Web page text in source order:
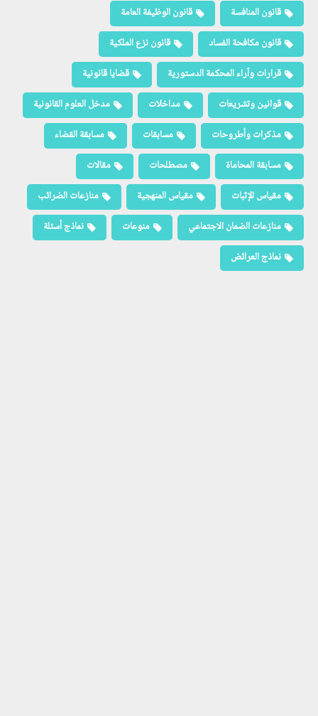
قانون المنافسة
قانون الوظيفة العامة
قانون مكافحة الفساد
قانون نزع الملكية
قرارات وآراء المحكمة الدستورية
قضايا قانونية
قوانين وتشريعات
مداخلات
مدخل العلوم القانونية
مذكرات وأطروحات
مسابقات
مسابقة القضاء
مسابقة المحاماة
مصطلحات
مقالات
مقياس الإثبات
مقياس المنهجية
منازعات الضرائب
منازعات الضمان الاجتماعي
منوعات
نماذج أسئلة
نماذج العرائض